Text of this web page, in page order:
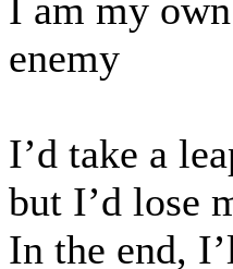
I am my
enemy
I’d take a
but I’d lose
In the end,